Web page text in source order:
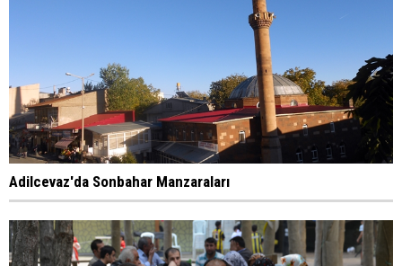
Adilcevaz'da Sonbahar Manzaraları